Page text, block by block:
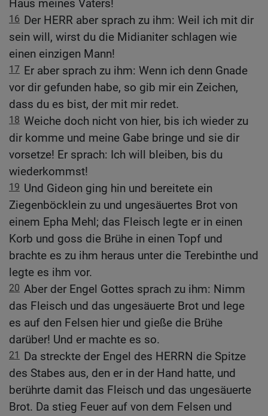
Haus meines Vaters!
16 Der HERR aber sprach zu ihm: Weil ich mit dir
sein will, wirst du die Midianiter schlagen wie
einen einzigen Mann!
17 Er aber sprach zu ihm: Wenn ich denn Gnade
vor dir gefunden habe, so gib mir ein Zeichen,
dass du es bist, der mit mir redet.
18 Weiche doch nicht von hier, bis ich wieder zu
dir komme und meine Gabe bringe und sie dir
vorsetze! Er sprach: Ich will bleiben, bis du
wiederkommst!
19 Und Gideon ging hin und bereitete ein
Ziegenböcklein zu und ungesäuertes Brot von
einem Epha Mehl; das Fleisch legte er in einen
Korb und goss die Brühe in einen Topf und
brachte es zu ihm heraus unter die Terebinthe und
legte es ihm vor.
20 Aber der Engel Gottes sprach zu ihm: Nimm
das Fleisch und das ungesäuerte Brot und lege
es auf den Felsen hier und gieße die Brühe
darüber! Und er machte es so.
21
Da streckte der Engel des HERRN die Spitze
des Stabes aus, den er in der Hand hatte, und
berührte damit das Fleisch und das ungesäuerte
Brot. Da stieg Feuer auf von dem Felsen und